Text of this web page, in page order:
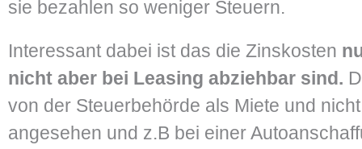
sie bezahlen so weniger Steuern.
Interessant dabei ist das die Zinskosten
nicht aber bei Leasing abziehbar sind.
von der Steuerbehörde als Miete und
angesehen und z.B bei einer